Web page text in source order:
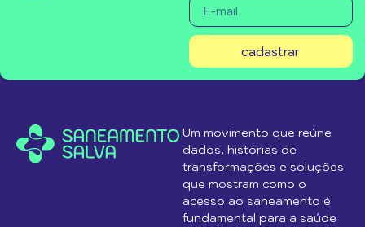
cadastrar
Um movimento que reúne
dados, histórias de
transformações e soluções
que mostram como o
acesso ao saneamento é
fundamental para a saúde